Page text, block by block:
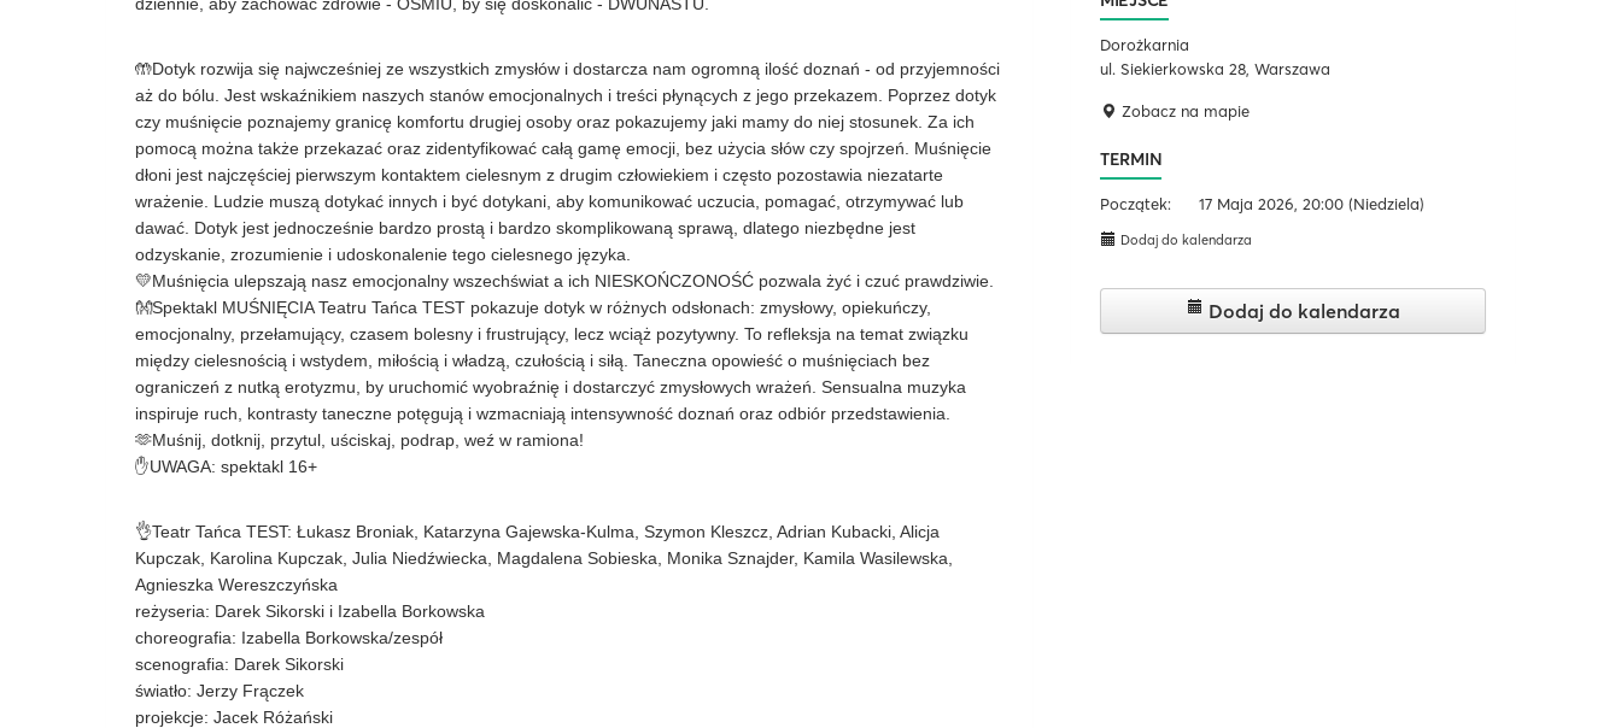
🤲Dotyk rozwija się najwcześniej ze wszystkich zmysłów i dostarcza nam ogromną ilość doznań - od przyjemności
aż do bólu. Jest wskaźnikiem naszych stanów emocjonalnych i treści płynących z jego przekazem. Poprzez dotyk
czy muśnięcie poznajemy granicę komfortu drugiej osoby oraz pokazujemy jaki mamy do niej stosunek. Za ich
pomocą można także przekazać oraz zidentyfikować całą gamę emocji, bez użycia słów czy spojrzeń. Muśnięcie
dłoni jest najczęściej pierwszym kontaktem cielesnym z drugim człowiekiem i często pozostawia niezatarte
wrażenie. Ludzie muszą dotykać innych i być dotykani, aby komunikować uczucia, pomagać, otrzymywać lub
dawać. Dotyk jest jednocześnie bardzo prostą i bardzo skomplikowaną sprawą, dlatego niezbędne jest
odzyskanie, zrozumienie i udoskonalenie tego cielesnego języka.
💛Muśnięcia ulepszają nasz emocjonalny wszechświat a ich NIESKOŃCZONOŚĆ pozwala żyć i czuć prawdziwie.
👐Spektakl MUŚNIĘCIA Teatru Tańca TEST pokazuje dotyk w różnych odsłonach: zmysłowy, opiekuńczy,
emocjonalny, przełamujący, czasem bolesny i frustrujący, lecz wciąż pozytywny. To refleksja na temat związku
między cielesnością i wstydem, miłością i władzą, czułością i siłą. Taneczna opowieść o muśnięciach bez
ograniczeń z nutką erotyzmu, by uruchomić wyobraźnię i dostarczyć zmysłowych wrażeń. Sensualna muzyka
inspiruje ruch, kontrasty taneczne potęgują i wzmacniają intensywność doznań oraz odbiór przedstawienia.
🫶Muśnij, dotknij, przytul, uściskaj, podrap, weź w ramiona!
✋UWAGA: spektakl 16+
👌Teatr Tańca TEST: Łukasz Broniak, Katarzyna Gajewska-Kulma, Szymon Kleszcz, Adrian Kubacki, Alicja
Kupczak, Karolina Kupczak, Julia Niedźwiecka, Magdalena Sobieska, Monika Sznajder, Kamila Wasilewska,
Agnieszka Wereszczyńska
reżyseria: Darek Sikorski i Izabella Borkowska
choreografia: Izabella Borkowska/zespół
scenografia: Darek Sikorski
światło: Jerzy Frączek
projekcje: Jacek Różański
Dorożkarnia
ul. Siekierkowska 28, Warszawa
Zobacz na mapie
TERMIN
Początek: 17 Maja 2026, 20:00 (Niedziela)
Dodaj do kalendarza
Dodaj do kalendarza